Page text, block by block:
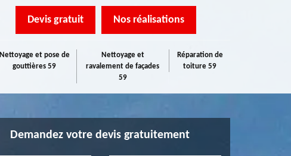
Devis gratuit Nos réalisations
Nettoyage et pose de
gouttières 59
Nettoyage et
ravalement de façades
59
Réparation de
toiture 59
Demandez votre devis gratuitement